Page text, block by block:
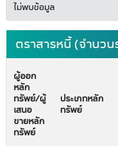
ไม่พบข้อมูล
ตราสารหนี้ (จำนว
ผู้ออก
หลัก
ทรัพย์/ผู้
เสนอ
ขายหลัก
ทรัพย์
ประเภทหลัก
ทรัพย์